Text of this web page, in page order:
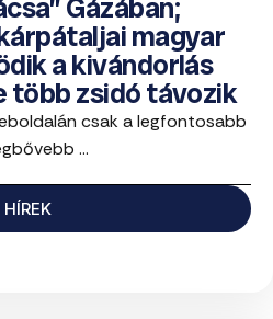
Gázában;
magyar
a kivándorlás
több zsidó távozik
csak a legfontosabb
...
HÍREK